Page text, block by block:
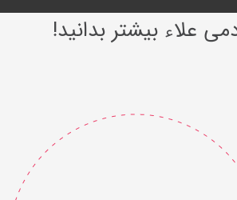
علاء بیشتر بدانید!